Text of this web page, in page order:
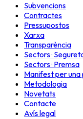
Subvencions
Contractes
Pressupostos
Xarxa
Transparència
Sectors ·
Sectors · Premsa
Manifest per una
Metodologia
Novetats
Contacte
Avís legal